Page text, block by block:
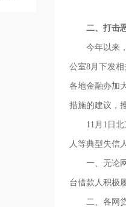
二、打击
今年以来，
公室8月下发
各地金融办加
措施的建议，
11月1日北京
人等典型失信
一、无论网
台借款人积极
二、各网贷